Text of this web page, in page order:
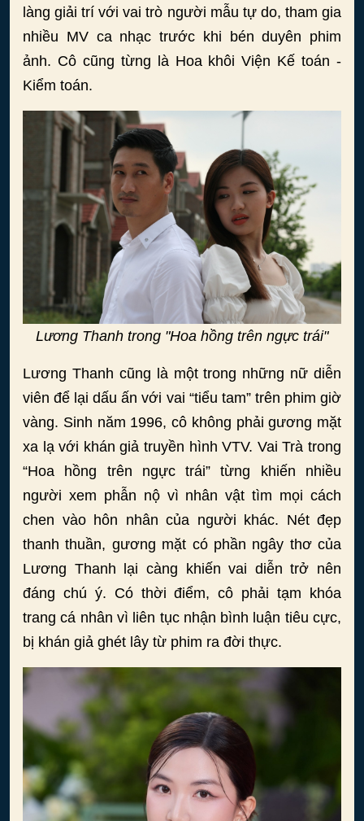
làng giải trí với vai trò người mẫu tự do, tham gia
nhiều MV ca nhạc trước khi bén duyên phim
ảnh. Cô cũng từng là Hoa khôi Viện Kế toán -
Kiểm toán.
Lương Thanh trong "Hoa hồng trên ngực trái"
Lương Thanh cũng là một trong những nữ diễn
viên để lại dấu ấn với vai “tiểu tam” trên phim giờ
vàng. Sinh năm 1996, cô không phải gương mặt
xa lạ với khán giả truyền hình VTV. Vai Trà trong
“Hoa hồng trên ngực trái” từng khiến nhiều
người xem phẫn nộ vì nhân vật tìm mọi cách
chen vào hôn nhân của người khác. Nét đẹp
thanh thuần, gương mặt có phần ngây thơ của
Lương Thanh lại càng khiến vai diễn trở nên
đáng chú ý. Có thời điểm, cô phải tạm khóa
trang cá nhân vì liên tục nhận bình luận tiêu cực,
bị khán giả ghét lây từ phim ra đời thực.